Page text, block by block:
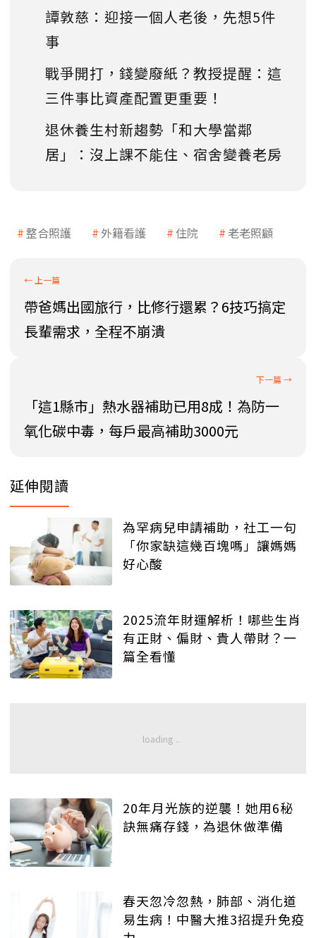
譚敦慈：迎接一個人老後，先想5件
事
戰爭開打，錢變廢紙？教授提醒：這
三件事比資產配置更重要！
退休養生村新趨勢「和大學當鄰
居」：沒上課不能住、宿舍變養老房
整合照護 外籍看護 住院 老老照顧
帶爸媽出國旅行，比修行還累？6技巧搞定
長輩需求，全程不崩潰
「這1縣市」熱水器補助已用8成！為防一
氧化碳中毒，每戶最高補助3000元
延伸閱讀
為罕病兒申請補助，社工一句
「你家缺這幾百塊嗎」讓媽媽
好心酸
2025流年財運解析！哪些生肖
有正財、偏財、貴人帶財？一
篇全看懂
20年月光族的逆襲！她用6秘
訣無痛存錢，為退休做準備
春天忽冷忽熱，肺部、消化道
易生病！中醫大推3招提升免疫